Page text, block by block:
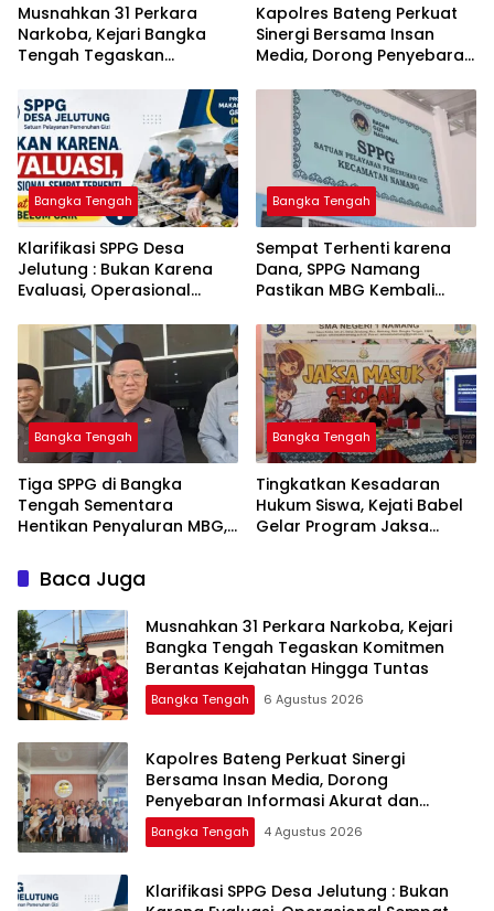
Musnahkan 31 Perkara
Narkoba, Kejari Bangka
Tengah Tegaskan
Kejahatan Hingga Tuntas
‎Kapolres Bateng Perkuat
Sinergi Bersama Insan
Media, Dorong Penyebaran
Layanan Polri 110
Bangka Tengah
‎Klarifikasi SPPG Desa
Jelutung : Bukan Karena
Evaluasi, Operasional
Dana Banper Belum Cair
Bangka Tengah
‎Sempat Terhenti karena
Dana, SPPG Namang
Pastikan MBG Kembali
Bangka Tengah
‎Tiga SPPG di Bangka
Tengah Sementara
Hentikan Penyaluran MBG,
Bangka Tengah
Tingkatkan Kesadaran
Hukum Siswa, Kejati Babel
Gelar Program Jaksa
Baca Juga
Musnahkan 31 Perkara Narkoba, Kejari
Bangka Tengah Tegaskan Komitmen
Berantas Kejahatan Hingga Tuntas
Bangka Tengah 6 Agustus 2026
‎Kapolres Bateng Perkuat Sinergi
Bersama Insan Media, Dorong
Penyebaran Informasi Akurat dan
Layanan Polri 110
Bangka Tengah 4 Agustus 2026
‎Klarifikasi SPPG Desa Jelutung : Bukan